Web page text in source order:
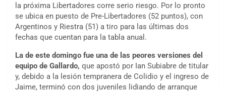
la próxima Libertadores corre serio riesgo. Por lo pronto
se ubica en puesto de Pre-Libertadores (52 puntos), con
Argentinos y Riestra (51) a tiro para las últimas dos
fechas que cuentan para la tabla anual.
La de este domingo fue una de las peores versiones del
equipo de Gallardo, que apostó por Ian Subiabre de titular
y, debido a la lesión tempranera de Colidio y el ingreso de
Jaime, terminó con dos juveniles lidiando de arranque